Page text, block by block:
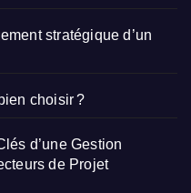
stratégique d’un
choisir ?
d’une Gestion
de Projet